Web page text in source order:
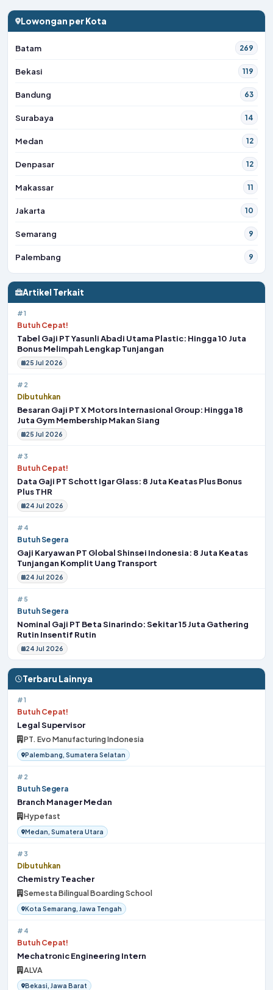
Lowongan per Kota
Batam 269
Bekasi 119
Bandung 63
Surabaya 14
Medan 12
Denpasar 12
Makassar 11
Jakarta 10
Semarang 9
Palembang 9
Artikel Terkait
#1
Butuh Cepat!
Tabel Gaji PT Yasunli Abadi Utama Plastic: Hingga 10 Juta
Bonus Melimpah Lengkap Tunjangan
25 Jul 2026
#2
Dibutuhkan
Besaran Gaji PT X Motors Internasional Group: Hingga 18
Juta Gym Membership Makan Siang
25 Jul 2026
#3
Butuh Cepat!
Data Gaji PT Schott Igar Glass: 8 Juta Keatas Plus Bonus
Plus THR
24 Jul 2026
#4
Butuh Segera
Gaji Karyawan PT Global Shinsei Indonesia: 8 Juta Keatas
Tunjangan Komplit Uang Transport
24 Jul 2026
#5
Butuh Segera
Nominal Gaji PT Beta Sinarindo: Sekitar 15 Juta Gathering
Rutin Insentif Rutin
24 Jul 2026
Terbaru Lainnya
#1
Butuh Cepat!
Legal Supervisor
PT. Evo Manufacturing Indonesia
Palembang, Sumatera Selatan
#2
Butuh Segera
Branch Manager Medan
Hypefast
Medan, Sumatera Utara
#3
Dibutuhkan
Chemistry Teacher
Semesta Bilingual Boarding School
Kota Semarang, Jawa Tengah
#4
Butuh Cepat!
Mechatronic Engineering Intern
ALVA
Bekasi, Jawa Barat